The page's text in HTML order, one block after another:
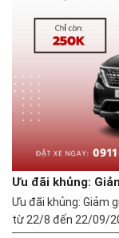
Ưu đãi khủng:
Ưu đãi khủng: Giảm
từ 22/8 đến 22/09/